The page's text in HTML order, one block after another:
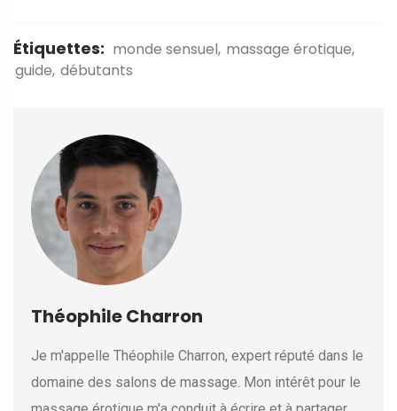
Étiquettes: monde sensuel massage érotique
guide débutants
Théophile Charron
Je m'appelle Théophile Charron, expert réputé dans le
domaine des salons de massage. Mon intérêt pour le